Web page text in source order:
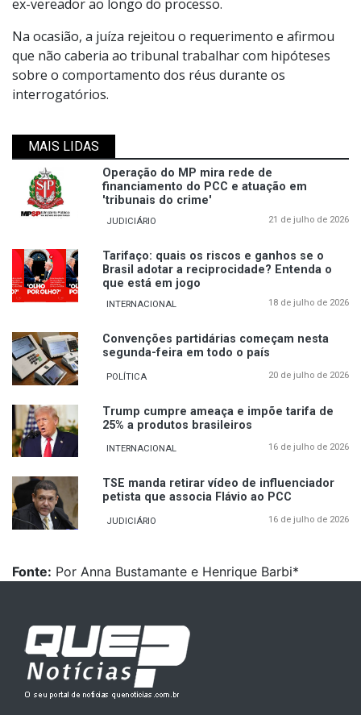
ex-vereador ao longo do processo.
Na ocasião, a juíza rejeitou o requerimento e afirmou
que não caberia ao tribunal trabalhar com hipóteses
sobre o comportamento dos réus durante os
interrogatórios.
MAIS LIDAS
Operação do MP mira rede de
financiamento do PCC e atuação em
'tribunais do crime'
JUDICIÁRIO 21 de julho de 2026
Tarifaço: quais os riscos e ganhos se o
Brasil adotar a reciprocidade? Entenda o
que está em jogo
INTERNACIONAL 18 de julho de 2026
Convenções partidárias começam nesta
segunda-feira em todo o país
POLÍTICA 20 de julho de 2026
Trump cumpre ameaça e impõe tarifa de
25% a produtos brasileiros
INTERNACIONAL 16 de julho de 2026
TSE manda retirar vídeo de influenciador
petista que associa Flávio ao PCC
JUDICIÁRIO 16 de julho de 2026
Fonte: Por Anna Bustamante e Henrique Barbi*